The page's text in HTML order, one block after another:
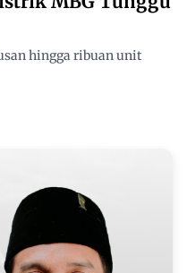
hingga ribuan unit